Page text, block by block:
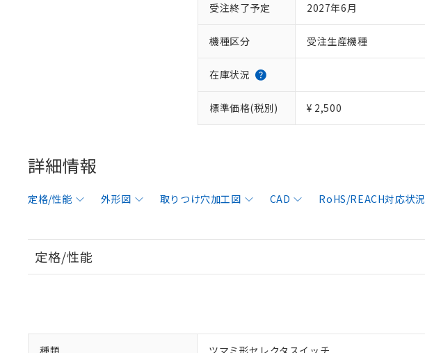
受注終了予定 2027年6月
機種区分 受注生産機種
在庫状況
標準価格(税別) ¥ 2,500
詳細情報
定格/性能 外形図 取りつけ穴加工図 CAD RoHS/REACH対応状況
定格/性能
種類 ツマミ形セレクタスイッチ